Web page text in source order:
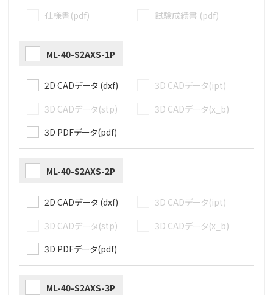
仕様書(pdf) 試験成績書 (pdf)
ML-40-S2AXS-1P
2D CADデータ (dxf)
3D CADデータ(ipt)
3D CADデータ(stp)
3D CADデータ(x_b)
3D PDFデータ(pdf)
ML-40-S2AXS-2P
2D CADデータ (dxf)
3D CADデータ(ipt)
3D CADデータ(stp)
3D CADデータ(x_b)
3D PDFデータ(pdf)
ML-40-S2AXS-3P